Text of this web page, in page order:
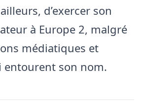
d’exercer son
à Europe 2, malgré
médiatiques et
entourent son nom.